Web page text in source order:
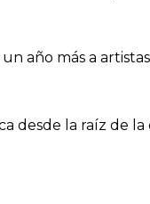
año más a
desde la raíz de